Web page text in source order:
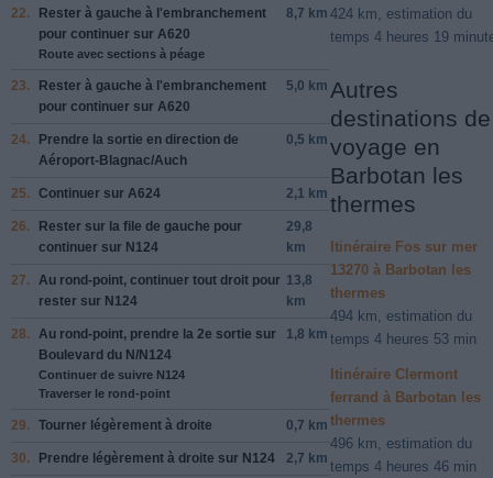
22. Rester à gauche à l'embranchement
pour continuer sur A620
Route avec sections à péage
8,7 km
23. Rester à gauche à l'embranchement
pour continuer sur A620
5,0 km
24.
Prendre la sortie en direction de
Aéroport-Blagnac/Auch
0,5 km
25. Continuer sur A624 2,1 km
26. Rester sur la file de gauche pour
continuer sur N124
29,8
km
27.
Au rond-point, continuer tout droit pour
rester sur N124
13,8
km
28. Au rond-point, prendre la 2e sortie sur
Boulevard du N/N124
Continuer de suivre N124
Traverser le rond-point
1,8 km
29. Tourner légèrement à droite 0,7 km
30. Prendre légèrement à droite sur N124 2,7 km
424 km, estimation du
temps 4 heures 19
Autres
destinations de
voyage en
Barbotan les
thermes
Itinéraire Fos sur mer
13270 à Barbotan les
thermes
494 km, estimation du
temps 4 heures 53 min
Itinéraire Clermont
ferrand à Barbotan les
thermes
496 km, estimation du
temps 4 heures 46 min